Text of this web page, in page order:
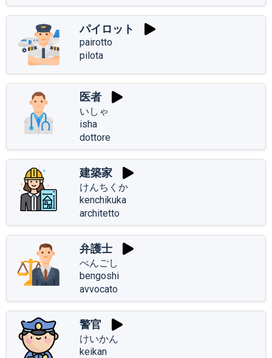
パイロット
pairotto
pilota
医者
いしゃ
isha
dottore
建築家
けんちくか
kenchikuka
architetto
弁護士
べんごし
bengoshi
avvocato
警官
けいかん
keikan